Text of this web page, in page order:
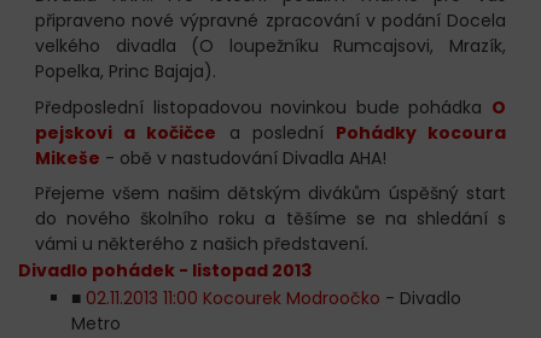
připraveno nové výpravné zpracování v podání Docela
velkého divadla (O loupežníku Rumcajsovi, Mrazík,
Popelka, Princ Bajaja).
Předposlední listopadovou novinkou bude pohádka O
pejskovi a kočičce a poslední Pohádky kocoura
Mikeše - obě v nastudování Divadla AHA!
Přejeme všem našim dětským divákům úspěšný start
do nového školního roku a těšíme se na shledání s
vámi u některého z našich představení.
Divadlo pohádek - listopad 2013
■ 02.11.2013 11:00 Kocourek Modroočko - Divadlo
Metro